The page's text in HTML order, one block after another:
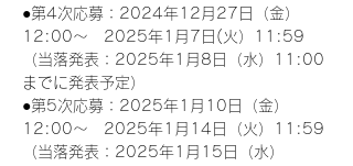
●第4次応募：2024年12月27日（金）
12:00～　2025年1月7日(火）11:59
（当落発表：2025年1月8日（水）11:00
までに発表予定）
●第5次応募：2025年1月10日（金）
12:00～　2025年1月14日（火）11:59
（当落発表：2025年1月15日（水）